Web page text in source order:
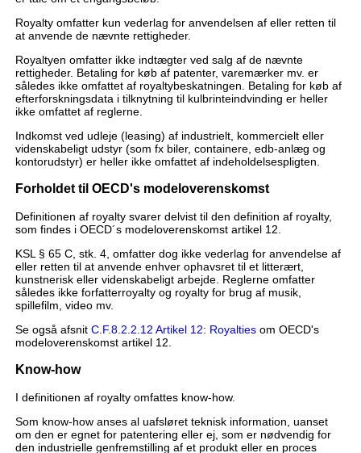
Royalty omfatter kun vederlag for anvendelsen af eller retten til
at anvende de nævnte rettigheder.
Royaltyen omfatter ikke indtægter ved salg af de nævnte
rettigheder. Betaling for køb af patenter, varemærker mv. er
således ikke omfattet af royaltybeskatningen. Betaling for køb af
efterforskningsdata i tilknytning til kulbrinteindvinding er heller
ikke omfattet af reglerne.
Indkomst ved udleje (leasing) af industrielt, kommercielt eller
videnskabeligt udstyr (som fx biler, containere, edb-anlæg og
kontorudstyr) er heller ikke omfattet af indeholdelsespligten.
Forholdet til OECD's modeloverenskomst
Definitionen af royalty svarer delvist til den definition af royalty,
som findes i OECD´s modeloverenskomst artikel 12.
KSL § 65 C, stk. 4, omfatter dog ikke vederlag for anvendelse af
eller retten til at anvende enhver ophavsret til et litterært,
kunstnerisk eller videnskabeligt arbejde. Reglerne omfatter
således ikke forfatterroyalty og royalty for brug af musik,
spillefilm, video mv.
Se også afsnit C.F.8.2.2.12 Artikel 12: Royaltiesom OECD's
modeloverenskomst artikel 12.
Know-how
I definitionen af royalty omfattes know-how.
Som know-how anses al uafsløret teknisk information, uanset
om den er egnet for patentering eller ej, som er nødvendig for
den industrielle genfremstilling af et produkt eller en proces